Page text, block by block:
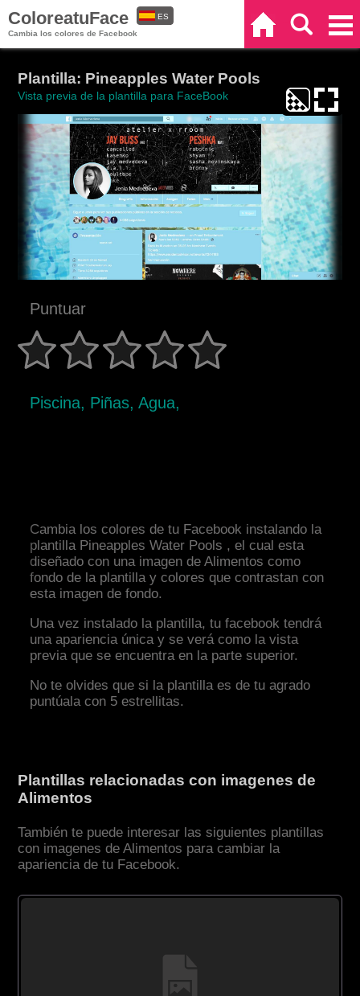
ColoreatuFace
Cambia los colores de Facebook
ES
Plantilla: Pineapples Water Pools
Vista previa de la plantilla para FaceBook
Puntuar
Piscina, Piñas, Agua,
Cambia los colores de tu Facebook instalando la
plantilla Pineapples Water Pools , el cual esta
diseñado con una imagen de Alimentos como
fondo de la plantilla y colores que contrastan con
esta imagen de fondo.
Una vez instalado la plantilla, tu facebook tendrá
una apariencia única y se verá como la vista
previa que se encuentra en la parte superior.
No te olvides que si la plantilla es de tu agrado
puntúala con 5 estrellitas.
Plantillas relacionadas con imagenes de
Alimentos
También te puede interesar las siguientes plantillas
con imagenes de Alimentos para cambiar la
apariencia de tu Facebook.